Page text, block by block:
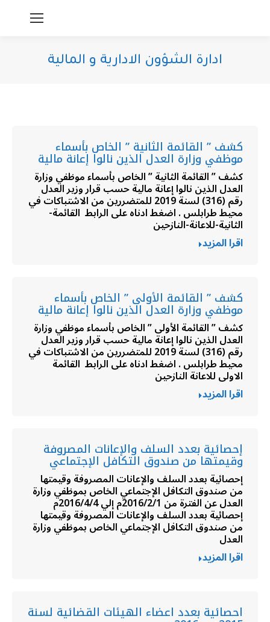
ادارة الشؤون الادارية و المالية
كشف ” القائمة الثانية ” الخاص بأسماء
موظفي وزارة العدل الذين نالوا إعانة مالية
كشف ” القائمة الثانية ” الخاص بأسماء موظفي وزارة
العدل الذين نالوا إعانة مالية حسب قرار وزير العدل
رقم (316) لسنة 2019 للمتضررين من الاشتباكات في
محيط طرابلس . اضغط ادناه على الرابط القائمة-
الثانية-للاعانة-النازحين
اقرا المزيد
كشف ” القائمة الأولى ” الخاص بأسماء
موظفي وزارة العدل الذين نالوا إعانة مالية
كشف ” القائمة الأولى ” الخاص بأسماء موظفي وزارة
العدل الذين نالوا إعانة مالية حسب قرار وزير العدل
رقم (316) لسنة 2019 للمتضررين من الاشتباكات في
محيط طرابلس . اضغط ادناه على الرابط القائمة
الاولى للاعانة النازحين
اقرا المزيد
إحصائية بعدد السلف والإعانات المصروفة
وقيمتها من صندوق التكافل الإجتماعي
إحصائية بعدد السلف والإعانات المصروفة وقيمتها
من صندوق التكافل الإجتماعي الخاص بموظفي وزارة
العدل عن الفترة من 2016/2/1م إلي 2016/4/4م
إحصائية بعدد السلف والإعانات المصروفة وقيمتها
من صندوق التكافل الإجتماعي الخاص بموظفي وزارة
العدل
اقرا المزيد
احصائية بعدد اعضاء الهيئات القضائية لسنة